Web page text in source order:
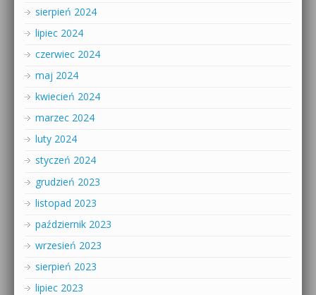
sierpień 2024
lipiec 2024
czerwiec 2024
maj 2024
kwiecień 2024
marzec 2024
luty 2024
styczeń 2024
grudzień 2023
listopad 2023
październik 2023
wrzesień 2023
sierpień 2023
lipiec 2023